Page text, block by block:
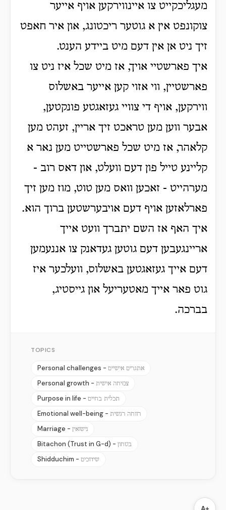
מעגליכקייט צו איינווירקען אויף אייער
צוקונפט אין א גוטער ריכטונג, און איר חאפט
זיך ניט אן אין דעם מיט ביידע הענט.
איך פארשטיי אויך, אז מיט שכל איז ניט צו
פארשטיין, ווי אזוי קען אייער באשלוס
ווירקען, אויף די צוויי געזאגטע פונקטען,
אבער ווען מען טראכט זיך אריין, זעהט מען
קלאהר, אז מיט שכל פארשטייט מען נאר א
קליינע טייל פון דעם וועלט, און דאס רוב -
מערהייט - זאכען וואס מען טוט, מוז מען זיך
פארלאזען אויף דעם אויבערשטען ברוך הוא.
איך האף אז השם יתברך וועט אייך
אריינגעבען דעם גוטען געדאנק צו אננעמען
דעם אייך געזאגטען באשלוס, וועלכער איז
גוט פאר אייך מאטעריעל און גייסטיג,
בברכה.
TOPICS
Personal challenges - אתגרים אישיים
Personal growth - צמיחה אישית
Purpose in life - תכלית בחיים
Emotional well-being - רווחה רגשית
Marriage - נישואין
Bitachon (Trust in G-d) - בטחון
Shidduchim - שידוכים
A+